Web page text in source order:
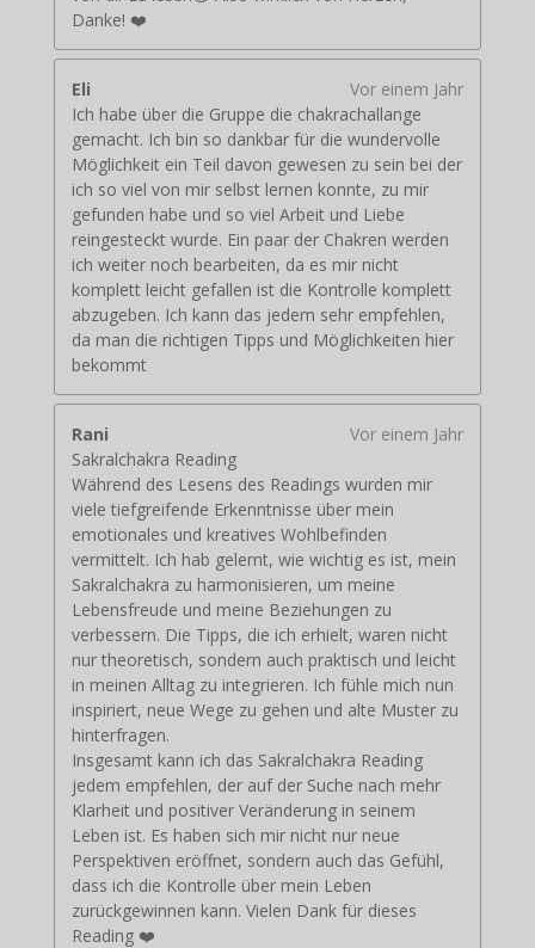
Danke! ❤️
Eli
Vor einem Jahr
Ich habe über die Gruppe die chakrachallange
gemacht. Ich bin so dankbar für die wundervolle
Möglichkeit ein Teil davon gewesen zu sein bei der
ich so viel von mir selbst lernen konnte, zu mir
gefunden habe und so viel Arbeit und Liebe
reingesteckt wurde. Ein paar der Chakren werden
ich weiter noch bearbeiten, da es mir nicht
komplett leicht gefallen ist die Kontrolle komplett
abzugeben. Ich kann das jedem sehr empfehlen,
da man die richtigen Tipps und Möglichkeiten hier
bekommt
Rani
Vor einem Jahr
Sakralchakra Reading
Während des Lesens des Readings wurden mir
viele tiefgreifende Erkenntnisse über mein
emotionales und kreatives Wohlbefinden
vermittelt. Ich hab gelernt, wie wichtig es ist, mein
Sakralchakra zu harmonisieren, um meine
Lebensfreude und meine Beziehungen zu
verbessern. Die Tipps, die ich erhielt, waren nicht
nur theoretisch, sondern auch praktisch und leicht
in meinen Alltag zu integrieren. Ich fühle mich nun
inspiriert, neue Wege zu gehen und alte Muster zu
hinterfragen.
Insgesamt kann ich das Sakralchakra Reading
jedem empfehlen, der auf der Suche nach mehr
Klarheit und positiver Veränderung in seinem
Leben ist. Es haben sich mir nicht nur neue
Perspektiven eröffnet, sondern auch das Gefühl,
dass ich die Kontrolle über mein Leben
zurückgewinnen kann. Vielen Dank für dieses
Reading ❤️